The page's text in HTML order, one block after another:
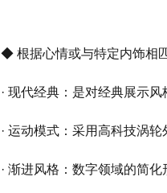
◆ 根据心情或与特定内饰相
· 现代经典：是对经典展示
· 运动模式：采用高科技涡
· 渐进风格：数字领域的简化